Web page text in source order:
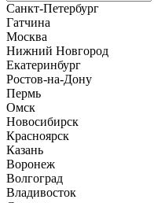
Санкт-Петербург
Гатчина
Москва
Нижний Новгород
Екатеринбург
Ростов-на-Дону
Пермь
Омск
Новосибирск
Красноярск
Казань
Воронеж
Волгоград
Владивосток